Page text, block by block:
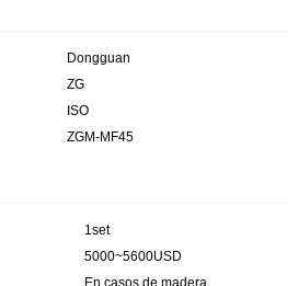
Dongguan
ZG
ISO
ZGM-MF45
1set
5000~5600USD
En casos de madera